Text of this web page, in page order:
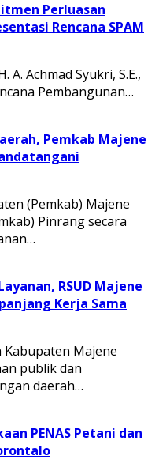
Perluasan
Rencana SPAM
Achmad Syukri, S.E.,
Pembangunan…
Pemkab Majene
(Pemkab) Majene
Pinrang secara
RSUD Majene
Kerja Sama
Kabupaten Majene
publik dan
daerah…
PENAS Petani dan